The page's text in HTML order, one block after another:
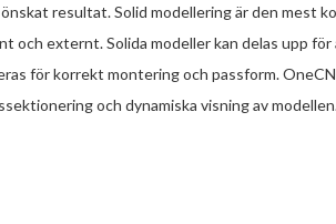
resultat. Solid modellering är den mest
och externt. Solida modeller kan delas upp
för korrekt montering och passform.
och dynamiska visning av